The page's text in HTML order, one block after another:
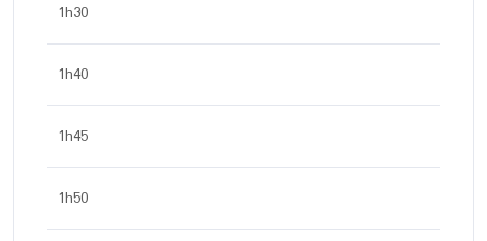
1h30
1h40
1h45
1h50